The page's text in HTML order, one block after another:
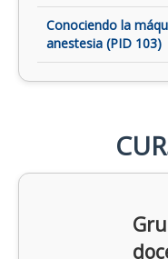
Conociendo la
anestesia (PID 103)